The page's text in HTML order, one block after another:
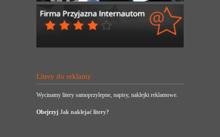
Litery do reklamy
Wycinamy litery samoprzylepne, napisy, naklejki reklamowe.
Obejrzyj Jak naklejać litery?